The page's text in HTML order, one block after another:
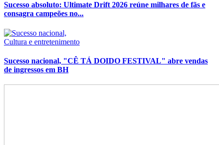
Sucesso absoluto: Ultimate Drift 2026 reúne milhares de fãs e
consagra campeões no...
Cultura e entretenimento
Sucesso nacional, "CÊ TÁ DOIDO FESTIVAL" abre vendas
de ingressos em BH